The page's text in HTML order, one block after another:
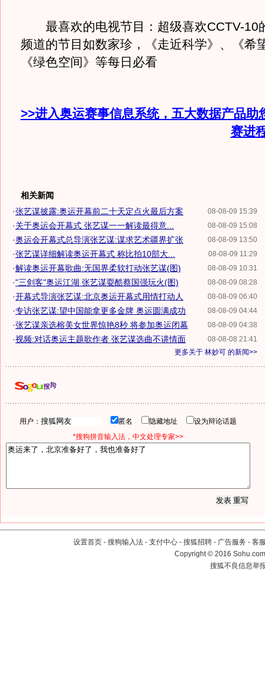
最喜欢的电视节目：超级喜欢CCTV-10
频道的节目如数家珍，《走近科学》、《希
《绿色空间》等每日必看
>>进入奥运赛事信息系统，五大数据产品助
赛进
相关新闻
08-08-09 15:39
·张艺谋披露:奥运开幕前二十天定点火最后方案
08-08-09 15:08
·关于奥运会开幕式 张艺谋一一解读最得意...
08-08-09 13:50
·奥运会开幕式总导演张艺谋:谋求艺术疆界扩张
08-08-09 11:29
·张艺谋详细解读奥运开幕式 称比拍10部大...
08-08-09 10:31
·解读奥运开幕歌曲:无国界柔软打动张艺谋(图)
08-08-09 08:28
·"三剑客"奥运江湖 张艺谋耍酷蔡国强玩火(图)
08-08-09 06:40
·开幕式导演张艺谋:北京奥运开幕式用情打动人
08-08-09 04:44
·专访张艺谋:望中国能拿更多金牌 奥运圆满成功
08-08-09 04:38
·张艺谋亲选榕美女世界惊艳8秒 将参加奥运闭幕
08-08-08 21:41
·视频:对话奥运主题歌作者 张艺谋选曲不讲情面
更多关于 林妙可 的新闻>>
用户： 匿名 隐藏地址
设为辩论话题
*搜狗拼音输入法，中文处理专家>>
设置首页 - 搜狗输入法 - 支付中心 - 搜狐招聘 - 广告服务 - 客
Copyright©2016
搜狐不良信息举